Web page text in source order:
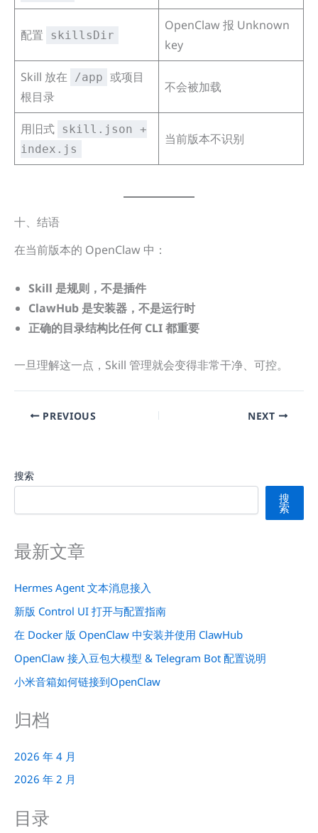
配置 skillsDir
OpenClaw 报 Unknown
key
Skill 放在 /app 或项目
根目录
不会被加载
用旧式 skill.json +
index.js
当前版本不识别
十、结语
在当前版本的 OpenClaw 中：
Skill 是规则，不是插件
ClawHub 是安装器，不是运行时
正确的目录结构比任何 CLI 都重要
一旦理解这一点，Skill 管理就会变得非常干净、可控。
PREVIOUS NEXT
搜索
搜
索
最新文章
Hermes Agent 文本消息接入
新版 Control UI 打开与配置指南
在 Docker 版 OpenClaw 中安装并使用 ClawHub
OpenClaw 接入豆包大模型 & Telegram Bot 配置说明
小米音箱如何链接到OpenClaw
归档
2026 年 4 月
2026 年 2 月
目录